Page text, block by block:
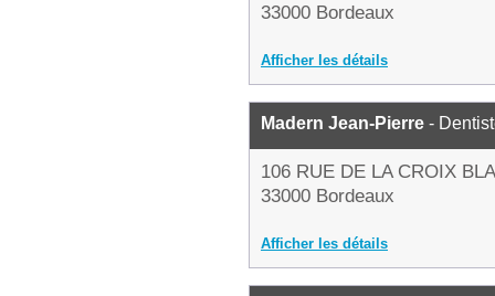
33000 Bordeaux
Afficher les détails
Madern Jean-Pierre -
106 RUE DE LA CROIX
33000 Bordeaux
Afficher les détails